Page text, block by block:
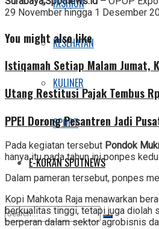
FASHION
KESEHATAN
KULINER
SPORT
E-KORAN SPOTNEWS
29 November hingga 1 Desember
You might also like
Istiqamah Setiap Malam Jumat,
Utang Restitusi Pajak Tembus
PPEI Dorong Pesantren Jadi
Pada kegiatan tersebut Pondok
hanya itu pada tahun ini ponpes
Dalam pameran tersebut, ponpes
Kopi Mahkota Raja menawarkan
berkualitas tinggi, tetapi juga diolah
berperan dalam sektor agrobisnis